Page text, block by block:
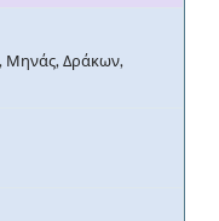
Μηνάς, Δράκων,